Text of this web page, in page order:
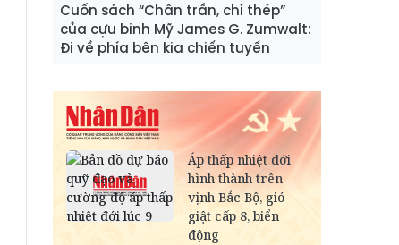
Cuốn sách “Chân trần, chí thép”
của cựu binh Mỹ James G. Zumwalt:
Đi về phía bên kia chiến tuyến